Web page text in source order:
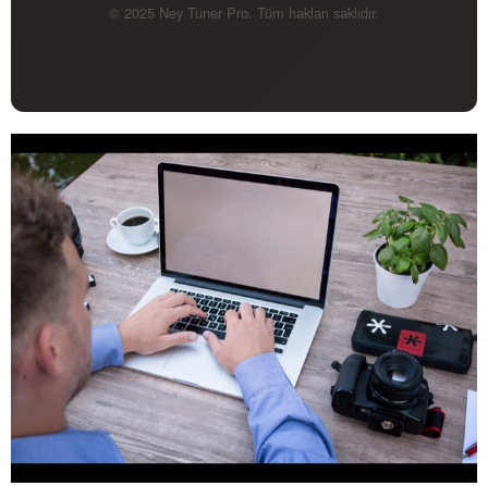
© 2025 Ney Tuner Pro. Tüm hakları saklıdır.